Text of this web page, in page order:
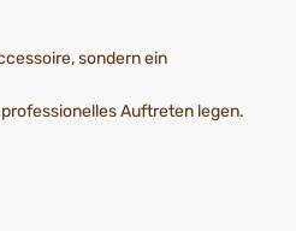
sondern ein
Auftreten legen.